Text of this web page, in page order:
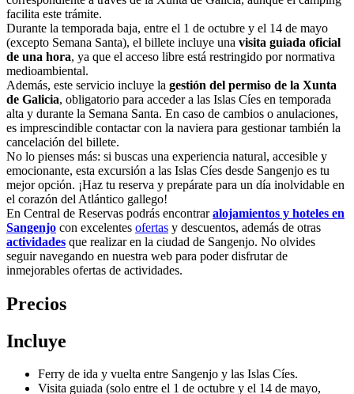
facilita este trámite.
Durante la temporada baja, entre el 1 de octubre y el 14 de mayo
(excepto Semana Santa), el billete incluye una visita guiada oficial
de una hora, ya que el acceso libre está restringido por normativa
medioambiental.
Además, este servicio incluye la gestión del permiso de la Xunta
de Galicia, obligatorio para acceder a las Islas Cíes en temporada
alta y durante la Semana Santa. En caso de cambios o anulaciones,
es imprescindible contactar con la naviera para gestionar también la
cancelación del billete.
No lo pienses más: si buscas una experiencia natural, accesible y
emocionante, esta excursión a las Islas Cíes desde Sangenjo es tu
mejor opción. ¡Haz tu reserva y prepárate para un día inolvidable en
el corazón del Atlántico gallego!
En Central de Reservas podrás encontraralojamientos y hoteles en
Sangenjo con excelentes ofertas y descuentos, además de otras
actividades que realizar en la ciudad de Sangenjo. No olvides
seguir navegando en nuestra web para poder disfrutar de
inmejorables ofertas de actividades.
Precios
Incluye
Ferry de ida y vuelta entre Sangenjo y las Islas Cíes.
Visita guiada (solo entre el 1 de octubre y el 14 de mayo,